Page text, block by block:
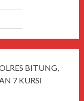
BITUNG,
7 KURSI